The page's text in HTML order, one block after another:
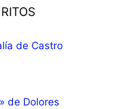
de Castro
de Dolores